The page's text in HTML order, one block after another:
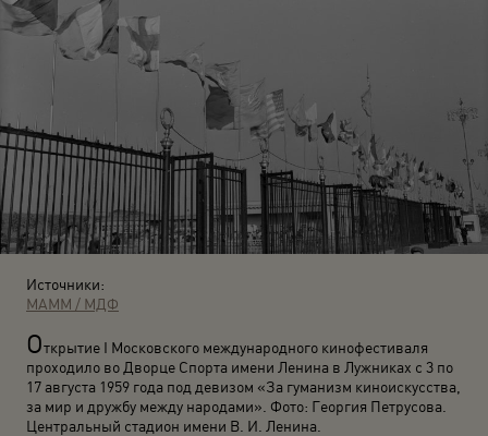
Источники:
МАММ / МДФ
Открытие I Московского международного кинофестиваля
проходило во Дворце Спорта имени Ленина в Лужниках с 3 по
17 августа 1959 года под девизом «За гуманизм киноискусства,
за мир и дружбу между народами». Фото: Георгия Петрусова.
Центральный стадион имени В. И. Ленина.